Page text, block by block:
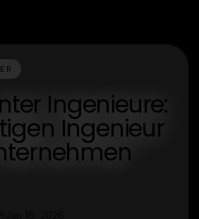
Ingenieure:
Ingenieur